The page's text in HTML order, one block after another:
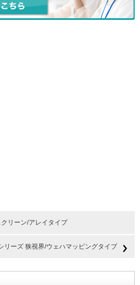
リーン/アレイタイプ
ーズ 狭視界/ウェハマッピングタイプ